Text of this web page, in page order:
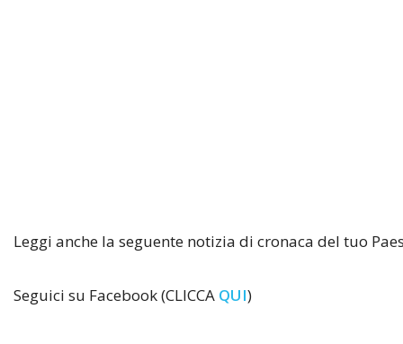
Leggi anche la seguente notizia di cronaca del tuo
Seguici su Facebook (CLICCA QUI)